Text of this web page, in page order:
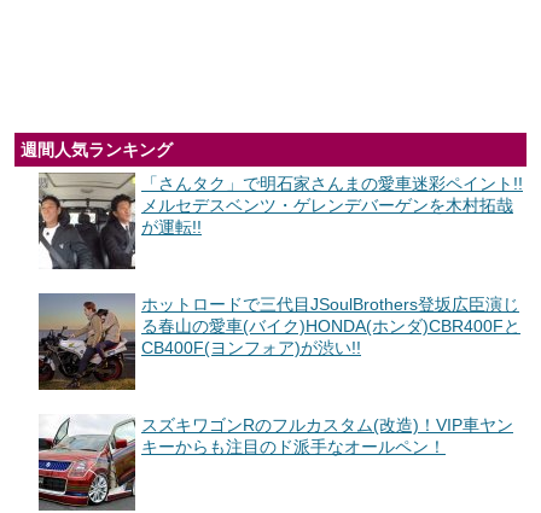
週間人気ランキング
「さんタク」で明石家さんまの愛車迷彩ペイント!!
メルセデスベンツ・ゲレンデバーゲンを木村拓哉
が運転!!
ホットロードで三代目JSoulBrothers登坂広臣演じ
る春山の愛車(バイク)HONDA(ホンダ)CBR400Fと
CB400F(ヨンフォア)が渋い!!
スズキワゴンRのフルカスタム(改造)！VIP車ヤン
キーからも注目のド派手なオールペン！